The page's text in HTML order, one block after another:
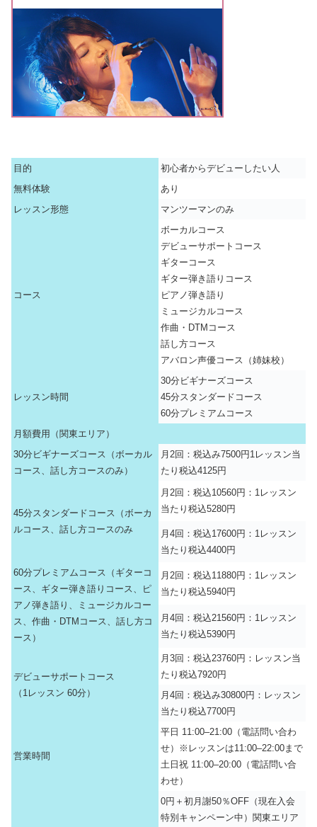
目的
初心者からデビューしたい人
無料体験
あり
レッスン形態
マンツーマンのみ
コース
ボーカルコース
デビューサポートコース
ギターコース
ギター弾き語りコース
ピアノ弾き語り
ミュージカルコース
作曲・DTMコース
話し方コース
アバロン声優コース（姉妹校）
レッスン時間
30分ビギナーズコース
45分スタンダードコース
60分プレミアムコース
月額費用（関東エリア）
30分ビギナーズコース（ボーカル
コース、話し方コースのみ）
月2回：税込み7500円1レッスン当
たり税込4125円
45分スタンダードコース（ボーカ
ルコース、話し方コースのみ
月2回：税込10560円：1レッスン
当たり税込5280円
月4回：税込17600円：1レッスン
当たり税込4400円
60分プレミアムコース（ギターコ
ース、ギター弾き語りコース、ピ
アノ弾き語り、ミュージカルコー
ス、作曲・DTMコース、話し方コ
ース）
月2回：税込11880円：1レッスン
当たり税込5940円
月4回：税込21560円：1レッスン
当たり税込5390円
デビューサポートコース
（1レッスン 60分）
月3回：税込23760円：レッスン当
たり税込7920円
月4回：税込み30800円：レッスン
当たり税込7700円
営業時間
平日 11:00–21:00（電話問い合わ
せ）※レッスンは11:00–22:00まで
土日祝 11:00–20:00（電話問い合
わせ）
0円＋初月謝50％OFF（現在入会
特別キャンペーン中） 関東エリア